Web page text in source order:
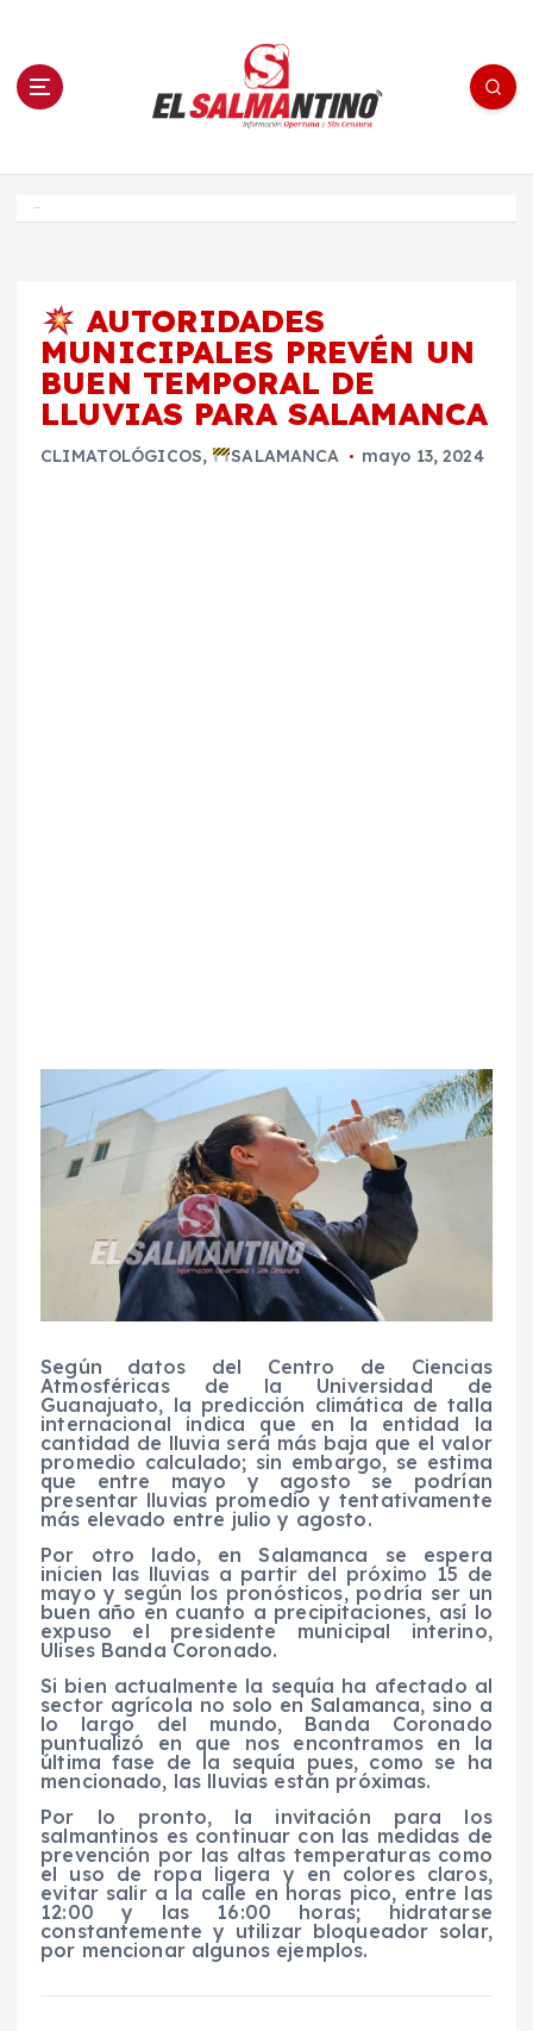
n El Salmantino - medios/noticias/editorial
AUTORIDADES
MUNICIPALES PREVÉN UN
BUEN TEMPORAL DE
LLUVIAS PARA SALAMANCA
CLIMATOLÓGICOS, SALAMANCA mayo 13, 2024
Según datos del Centro de Ciencias
Atmosféricas de la Universidad de
Guanajuato, la predicción climática de talla
internacional indica que en la entidad la
cantidad de lluvia será más baja que el valor
promedio calculado; sin embargo, se estima
que entre mayo y agosto se podrían
presentar lluvias promedio y tentativamente
más elevado entre julio y agosto.
Por otro lado, en Salamanca se espera
inicien las lluvias a partir del próximo 15 de
mayo y según los pronósticos, podría ser un
buen año en cuanto a precipitaciones, así lo
expuso el presidente municipal interino,
Ulises Banda Coronado.
Si bien actualmente la sequía ha afectado al
sector agrícola no solo en Salamanca, sino a
lo largo del mundo, Banda Coronado
puntualizó en que nos encontramos en la
última fase de la sequía pues, como se ha
mencionado, las lluvias están próximas.
Por lo pronto, la invitación para los
salmantinos es continuar con las medidas de
prevención por las altas temperaturas como
el uso de ropa ligera y en colores claros,
evitar salir a la calle en horas pico, entre las
12:00 y las 16:00 horas; hidratarse
constantemente y utilizar bloqueador solar,
por mencionar algunos ejemplos.